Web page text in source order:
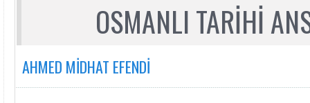
OSMANLI TARİHİ
AHMED MİDHAT EFENDİ